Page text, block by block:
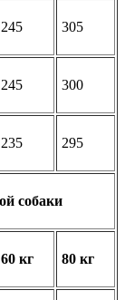
245 305
245 300
235 295
собаки
60 кг 80 кг